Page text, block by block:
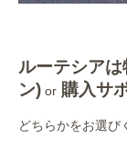
ルーテシア
ン)or購入サ
どちらかをお選び